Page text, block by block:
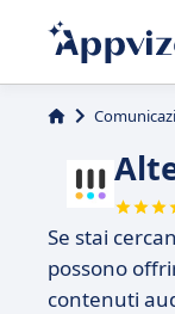
Se stai
possono
contenuti